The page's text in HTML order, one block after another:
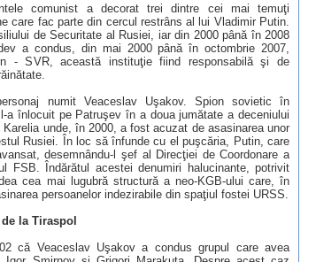
comunist a decorat trei dintre cei mai temuţi
care fac parte din cercul restrâns al lui Vladimir Putin.
de Securitate al Rusiei, iar din 2000 până în 2008
a condus, din mai 2000 până în octombrie 2007,
- SVR, această instituţie fiind responsabilă şi de
numit Veaceslav Uşakov. Spion sovietic în
a înlocuit pe Patruşev în a doua jumătate a deceniului
unde, în 2000, a fost acuzat de asasinarea unor
Rusiei. În loc să înfunde cu el puşcăria, Putin, care
desemnându-l şef al Direcţiei de Coordonare a
FSB. Îndărătul acestei denumiri halucinante, potrivit
cea mai lugubră structură a neo-KGB-ului care, în
persoanelor indezirabile din spaţiul fostei URSS.
la Tiraspol
că Veaceslav Uşakov a condus grupul care avea